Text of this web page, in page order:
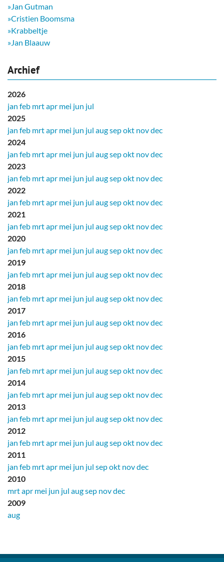
»Jan Gutman
»Cristien Boomsma
»Krabbeltje
»Jan Blaauw
Archief
2026
jan feb mrtapr mei jun jul
2025
jan feb mrtapr mei jun jul augsepokt novdec
2024
jan feb mrtapr mei jun jul augsepokt novdec
2023
jan feb mrtapr mei jun jul augsepokt novdec
2022
jan feb mrtapr mei jun jul augsepokt novdec
2021
jan feb mrtapr mei jun jul augsepokt novdec
2020
jan feb mrtapr mei jun jul augsepokt novdec
2019
jan feb mrtapr mei jun jul augsepokt novdec
2018
jan feb mrtapr mei jun jul augsepokt novdec
2017
jan feb mrtapr mei jun jul augsepokt novdec
2016
jan feb mrtapr mei jun jul augsepokt novdec
2015
jan feb mrtapr mei jun jul augsepokt novdec
2014
jan feb mrtapr mei jun jul augsepokt novdec
2013
jan feb mrtapr mei jun jul augsepokt novdec
2012
jan feb mrtapr mei jun jul augsepokt novdec
2011
jan feb mrtapr mei jun jul sepokt novdec
2010
mrtapr mei jun jul augsep novdec
2009
aug